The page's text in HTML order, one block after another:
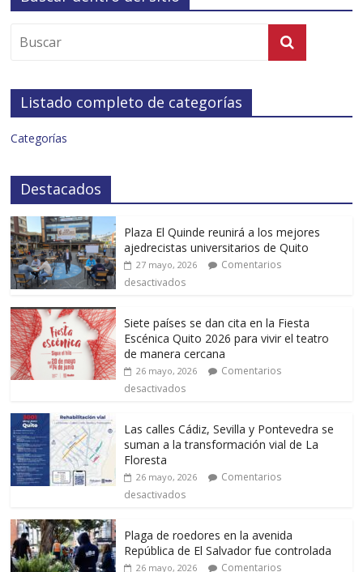
Listado completo de categorías
Categorías
Destacados
Plaza El Quinde reunirá a los mejores
ajedrecistas universitarios de Quito
27 mayo, 2026
Comentarios
desactivados
Siete países se dan cita en la Fiesta
Escénica Quito 2026 para vivir el teatro
de manera cercana
26 mayo, 2026
Comentarios
desactivados
Las calles Cádiz, Sevilla y Pontevedra se
suman a la transformación vial de La
Floresta
26 mayo, 2026
Comentarios
desactivados
Plaga de roedores en la avenida
República de El Salvador fue controlada
26 mayo, 2026
Comentarios